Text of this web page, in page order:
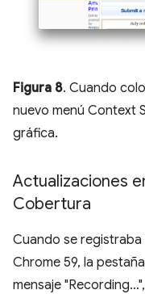
Figura 8. Cuando
nuevo menú Context
gráfica.
Actualizaciones
Cobertura
Cuando se
Chrome 59, la pestaña
mensaje